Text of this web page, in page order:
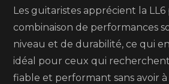
Les guitaristes apprécient la LL6
combinaison de performances
niveau et de durabilité, ce qui
idéal pour ceux qui
fiable et performant sans avoir